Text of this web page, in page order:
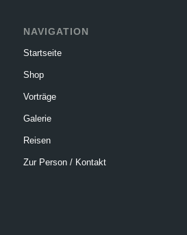
NAVIGATION
Startseite
Shop
Vorträge
Galerie
Reisen
Zur Person / Kontakt